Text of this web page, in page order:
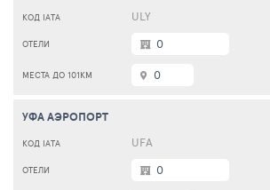
ULY
0
0
УФА АЭРОПОРТ
UFA
0